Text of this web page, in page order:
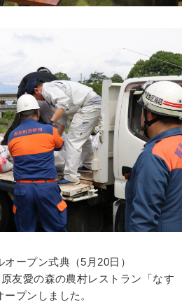
ープン式典（5月20日）
友愛の森の農村レストラン「なす
プンしました。